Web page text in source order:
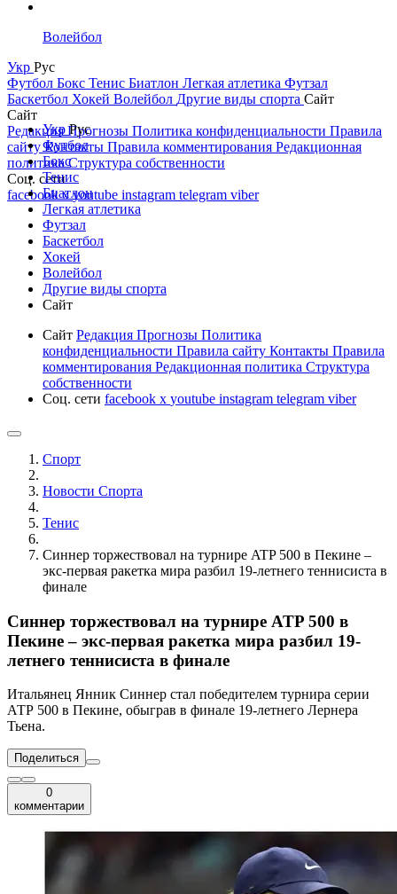
Волейбол
Укр Рус
Футбол Бокс Тенис Биатлон Легкая атлетика Футзал
Баскетбол Хокей Волейбол Другие виды спорта Сайт
Сайт
РедакцияПрогнозы Политика конфиденциальности Правила
сайтуКонтакты Правила комментирования Редакционная
политикаСтруктура собственности
Соц. сети
facebookxyoutube instagram telegram viber
УкрРус
Футбол
Бокс
Тенис
Биатлон
Легкая атлетика
Футзал
Баскетбол
Хокей
Волейбол
Другие виды спорта
Сайт
Сайт Редакция Прогнозы Политика
конфиденциальности Правила сайту Контакты Правила
комментирования Редакционная политика Структура
собственности
Соц. сети facebook x youtube instagram telegram viber
Спорт
Новости Cпорта
Тенис
Синнер торжествовал на турнире ATP 500 в Пекине –
экс-первая ракетка мира разбил 19-летнего теннисиста в
финале
Синнер торжествовал на турнире ATP 500 в
Пекине – экс-первая ракетка мира разбил 19-
летнего теннисиста в финале
Итальянец Янник Синнер стал победителем турнира серии
АТР 500 в Пекине, обыграв в финале 19-летнего Лернера
Тьена.
Поделиться
0
комментарии